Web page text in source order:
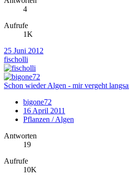
4
Aufrufe
1K
25 Juni 2012
fischolli
Schon wieder Algen - mir vergeht
bigone72
16 April 2011
Pflanzen / Algen
Antworten
19
Aufrufe
10K